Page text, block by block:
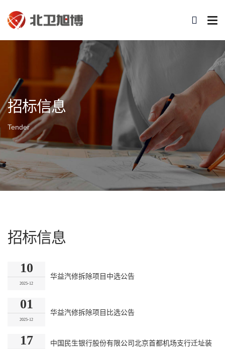
招标信息
Tender
招标信息
10
2025-12
华益汽修拆除项目中选公告
01
2025-12
华益汽修拆除项目比选公告
17
中国民生银行股份有限公司北京首都机场支行迁址装